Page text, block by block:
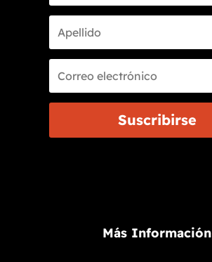
Suscribirse
Más Información